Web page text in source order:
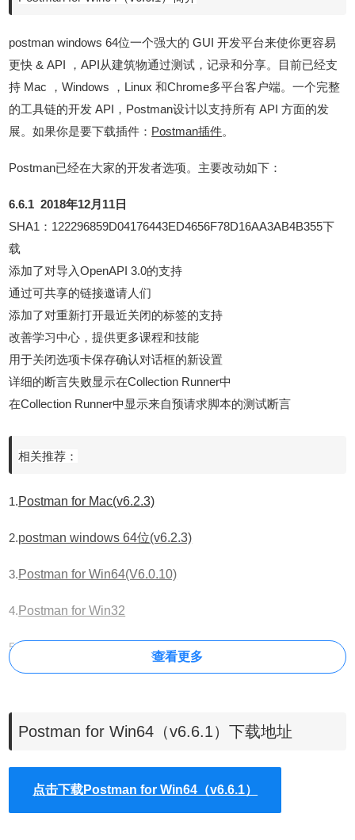
postman windows 64位一个强大的 GUI 开发平台来使你更容易
更快 & API ，API从建筑物通过测试，记录和分享。目前已经支
持 Mac ，Windows ，Linux 和Chrome多平台客户端。一个完整
的工具链的开发 API，Postman设计以支持所有 API 方面的发
展。如果你是要下载插件： Postman插件。
Postman已经在大家的开发者选项。主要改动如下：
6.6.1 2018年12月11日
SHA1：122296859D04176443ED4656F78D16AA3AB4B355下
载
添加了对导入OpenAPI 3.0的支持
通过可共享的链接邀请人们
添加了对重新打开最近关闭的标签的支持
改善学习中心，提供更多课程和技能
用于关闭选项卡保存确认对话框的新设置
详细的断言失败显示在Collection Runner中
在Collection Runner中显示来自预请求脚本的测试断言
相关推荐：
1.Postman for Mac(v6.2.3)
2.postman windows 64位(v6.2.3)
3.Postman for Win64(V6.0.10)
4.Postman for Win32
5.Postman for mac
查看更多
Postman for Win64（v6.6.1）下载地址
点击下载Postman for Win64（v6.6.1）